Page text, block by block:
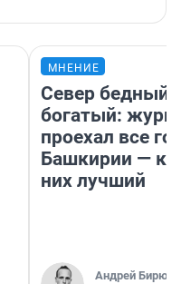
МНЕНИЕ
Север бедный,
богатый:
проехал все
Башкирии —
них лучший
Андрей